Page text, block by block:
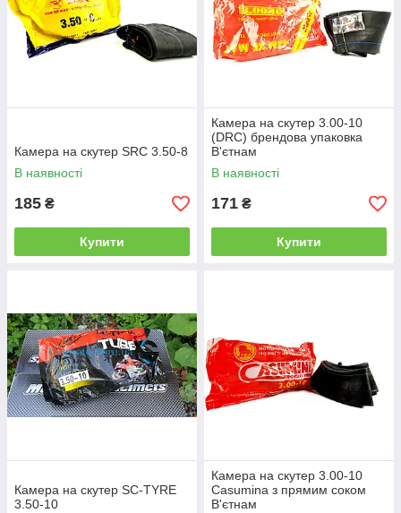
Камера на скутер SRC 3.50-8
В наявності
185 ₴
Купити
Камера на скутер 3.00-10
(DRC) брендова упаковка
В'єтнам
В наявності
171 ₴
Купити
Камера на скутер SC-TYRE
3.50-10
Камера на скутер 3.00-10
Casumina з прямим соком
В'єтнам